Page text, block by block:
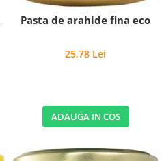
Pasta de arahide fina eco
25,78 Lei
ADAUGA IN COS